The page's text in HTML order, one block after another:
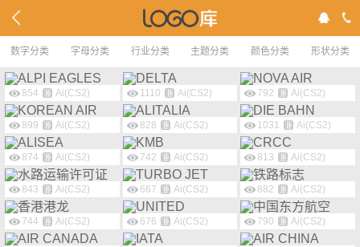
数字分类 字母分类 行业分类 主题分类 颜色分类 形状分类
Ai(CS2)
854 Ai(CS2)
1110 Ai(CS2)
792
Ai(CS2)
899 Ai(CS2)
1031
Ai(CS2)
828
Ai(CS2)
874 Ai(CS2)
742 Ai(CS2)
813
Ai(CS2)
882
Ai(CS2)
843 Ai(CS2)
667
Ai(CS2)
744 Ai(CS2)
676 Ai(CS2)
790